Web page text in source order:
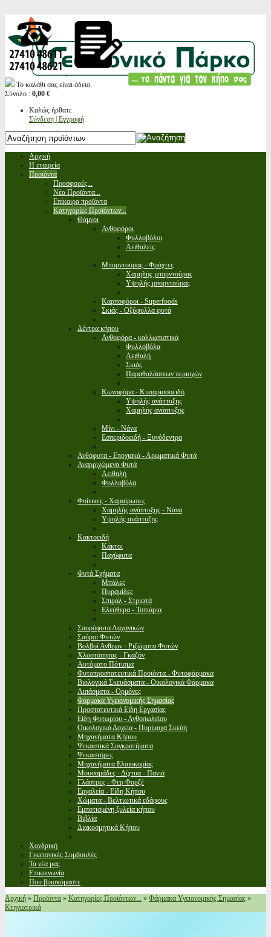
Το καλάθι σας είναι άδειο.
Σύνολο : 0,00 €
Καλώς ήρθατε
Σύνδεση | Εγγραφή
Αρχική
Η εταιρεία
Προϊόντα
Προσφορές...
Νέα Προϊόντα...
Επίκαιρα προϊόντα
Κατηγορίες Προϊόντων...
Θάμνοι
Ανθοφόροι
Φυλλοβόλοι
Αειθαλείς
Μπορντούρας - Φράχτες
Χαμηλής μπορντούρας
Υψηλής μπορντούρας
Καρποφόροι - Superfoods
Σκιάς - Οξύφυλλα φυτά
Δέντρα κήπου
Ανθοφόρα - καλλωπιστικά
Φυλλοβόλα
Αειθαλή
Σκιάς
Παραθαλάσσιων περιοχών
Κωνοφόρα - Κυπαρισσοειδή
Υψηλής ανάπτυξης
Χαμηλής ανάπτυξης
Μίνι - Νάνα
Εσπεριδοειδή - Ξυνόδεντρα
Ανθόφυτα - Εποχιακά - Αρωματικά Φυτά
Αναρριχώμενα Φυτά
Αειθαλή
Φυλλοβόλα
Φοίνικες - Χαμαίρωπες
Χαμηλής ανάπτυξης - Νάνα
Υψηλής ανάπτυξης
Κακτοειδή
Κάκτοι
Παχύφυτα
Φυτά Σχήματα
Μπάλες
Πυραμίδες
Σπιράλ - Στριφτά
Ελεύθερα - Τοπιάρια
Σπορόφυτα Λαχανικών
Σπόροι Φυτών
Βολβοί Ανθεων - Ριζώματα Φυτών
Χλοοτάπητας - Γκαζόν
Αυτόματο Πότισμα
Φυτοπροστατευτικά Προϊόντα - Φυτοφάρμακα
Βιολογικά Σκευάσματα - Οικολογικά Φάρμακα
Λιπάσματα - Ορμόνες
Φάρμακα Υγειονομικής Σημασίας
Προστατευτικά Είδη Εργασίας
Είδη Φυτωρίου - Ανθοπωλείου
Οικολογικά Δοχεία - Πυρίμαχα Σκεύη
Μηχανήματα Κήπου
Ψεκαστικά Συγκροτήματα
Ψεκαστήρες
Μηχανήματα Ελαιοκομίας
Μουσαμάδες - Δίχτυα - Πανιά
Γλάστρες - Φερ Φορζέ
Εργαλεία - Είδη Κήπου
Χώματα - Βελτιωτικά εδάφους
Εμποτισμένη ξυλεία κήπου
Βιβλία
Διακοσμητικά Κήπου
Χονδρική
Γεωπονικές Συμβουλές
Τα νέα μας
Επικοινωνία
Που βρισκόμαστε
Αρχική » Προϊόντα » Κατηγορίες Προϊόντων... » Φάρμακα Υγειονομικής Σημασίας »
Κτηνιατρικά